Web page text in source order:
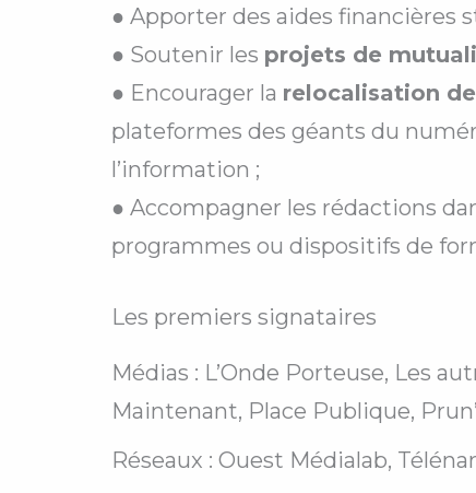
● Apporter des aides financières
● Soutenir les projets de
● Encourager la relocalisation
plateformes des géants du
l’information ;
● Accompagner les rédactions
programmes ou dispositifs de
Les premiers signataires
Médias : L’Onde Porteuse, Les
Maintenant, Place Publique,
Réseaux : Ouest Médialab,